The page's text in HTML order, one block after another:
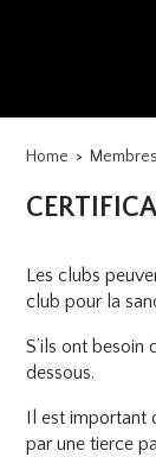
Home > Membres
Les clubs
club pour la
S’ils ont besoin
dessous.
Il est
par une tierce